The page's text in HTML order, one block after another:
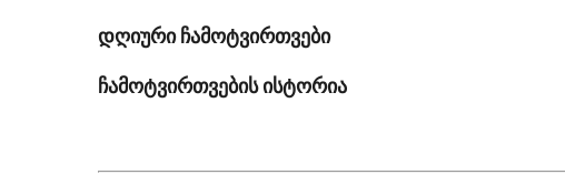
დღიური ჩამოტვირთვები
ჩამოტვირთვების ისტორია